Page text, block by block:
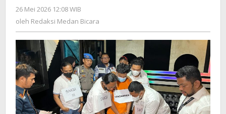
26 Mei 2026 12:08 WIB
Redaksi
Bicara
oleh Redaksi Medan Bicara